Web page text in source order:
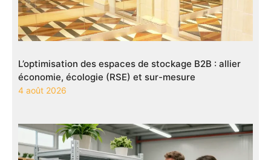
L’optimisation des espaces de stockage B2B : allier
économie, écologie (RSE) et sur-mesure
4 août 2026